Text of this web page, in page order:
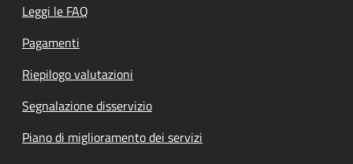
Leggi le FAQ
Pagamenti
Riepilogo valutazioni
Segnalazione disservizio
Piano di miglioramento dei servizi